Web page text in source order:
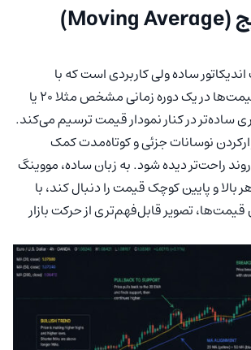
مووینگ اوریج (Moving Average)
ساده ولی کاربردی است که با
میانگین گرفتن از قیمت‌ها در یک دوره زمانی مشخص مثلا 20 یا
ساده‌تر در کنار نمودار قیمت ترسیم می‌کند.
نوسانات جزئی و کوتاه‌مدت کمک
راحت‌تر دیده شود. به زبان ساده، مووینگ
بالا و پایین کوچک قیمت را دنبال کند، با
تصویر قابل‌فهم‌تری از حرکت بازار